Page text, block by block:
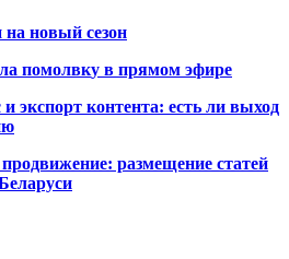
новый сезон
помолвку в прямом эфире
экспорт контента: есть ли выход
размещение статей